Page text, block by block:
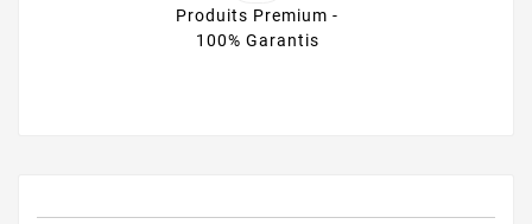
Produits Premium -
100% Garantis